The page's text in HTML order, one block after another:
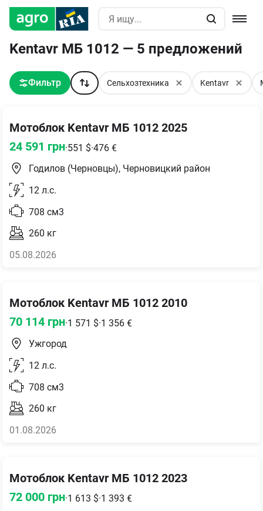
Kentavr МБ 1012 — 5 предложений
Фильтр Сельхозтехника Kentavr
Мотоблок Kentavr МБ 1012 2025
24 591 грн·551 $·476 €
Годилов (Черновцы), Черновицкий район
12 л.с.
708 см3
260 кг
05.08.2026
Мотоблок Kentavr МБ 1012 2010
70 114 грн·1 571 $·1 356 €
Ужгород
12 л.с.
708 см3
260 кг
01.08.2026
Мотоблок Kentavr МБ 1012 2023
72 000 грн·1 613 $·1 393 €